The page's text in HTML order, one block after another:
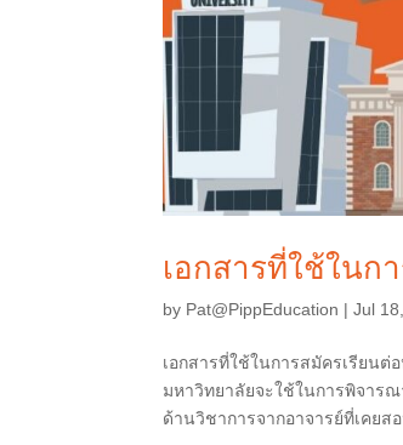
เอกสารที่ใช้ในก
by Pat@PippEducation |Jul
เอกสารที่ใช้ในการสมัครเรียน
มหาวิทยาลัยจะใช้ในการพิจารณ
ด้านวิชาการจากอาจารย์ที่เคยสอ